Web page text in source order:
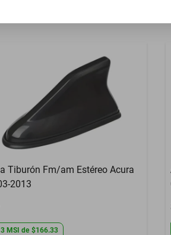
Tiburón Fm/am Estéreo Acura
2013
3 MSI de $166.33